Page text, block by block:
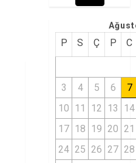
P S Ç P C
3 4 5 6
7
10 11 12 13
14
17 18 19 20 21
24 25 26 27 28